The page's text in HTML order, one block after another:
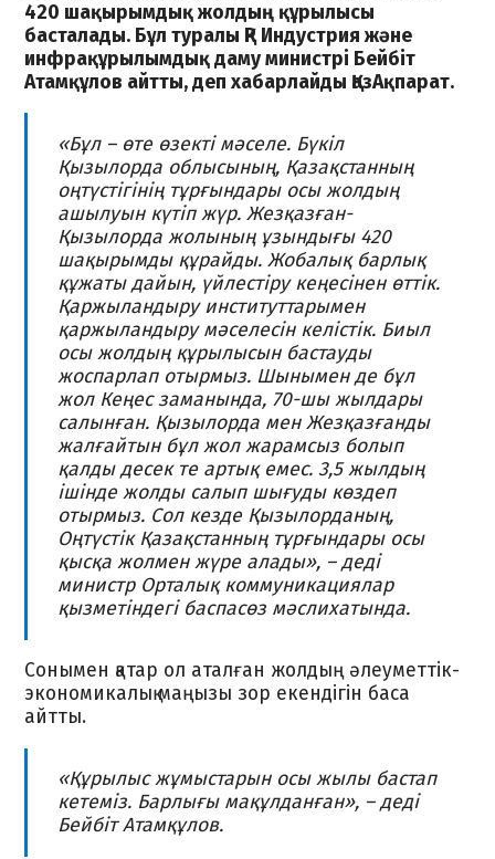
420 шақырымдық жолдың құрылысы
басталады. Бұл туралы ҚР Индустрия және
инфрақұрылымдық даму министрі Бейбіт
Атамқұлов айтты, деп хабарлайды ҚазАқпарат.
«Бұл – өте өзекті мәселе. Бүкіл
Қызылорда облысының, Қазақстанның
оңтүстігінің тұрғындары осы жолдың
ашылуын күтіп жүр. Жезқазған-
Қызылорда жолының ұзындығы 420
шақырымды құрайды. Жобалық барлық
құжаты дайын, үйлестіру кеңесінен өттік.
Қаржыландыру институттарымен
қаржыландыру мәселесін келістік. Биыл
осы жолдың құрылысын бастауды
жоспарлап отырмыз. Шынымен де бұл
жол Кеңес заманында, 70-шы жылдары
салынған. Қызылорда мен Жезқазғанды
жалғайтын бұл жол жарамсыз болып
қалды десек те артық емес. 3,5 жылдың
ішінде жолды салып шығуды көздеп
отырмыз. Сол кезде Қызылорданың,
Оңтүстік Қазақстанның тұрғындары осы
қысқа жолмен жүре алады», – деді
министр Орталық коммуникациялар
қызметіндегі баспасөз мәслихатында.
Сонымен қатар ол аталған жолдың әлеуметтік-
экономикалық маңызы зор екендігін баса
айтты.
«Құрылыс жұмыстарын осы жылы бастап
кетеміз. Барлығы мақұлданған», – деді
Бейбіт Атамқұлов.